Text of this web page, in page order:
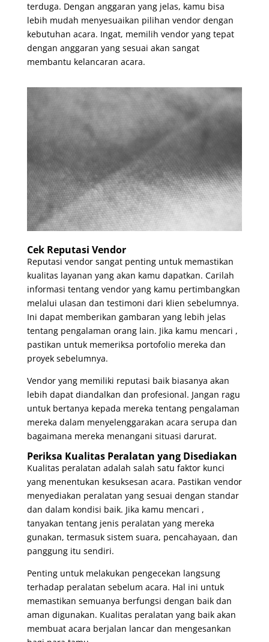
terduga. Dengan anggaran yang jelas, kamu bisa
lebih mudah menyesuaikan pilihan vendor dengan
kebutuhan acara. Ingat, memilih vendor yang tepat
dengan anggaran yang sesuai akan sangat
membantu kelancaran acara.
Cek Reputasi Vendor
Reputasi vendor sangat penting untuk memastikan
kualitas layanan yang akan kamu dapatkan. Carilah
informasi tentang vendor yang kamu pertimbangkan
melalui ulasan dan testimoni dari klien sebelumnya.
Ini dapat memberikan gambaran yang lebih jelas
tentang pengalaman orang lain. Jika kamu mencari ,
pastikan untuk memeriksa portofolio mereka dan
proyek sebelumnya.
Vendor yang memiliki reputasi baik biasanya akan
lebih dapat diandalkan dan profesional. Jangan ragu
untuk bertanya kepada mereka tentang pengalaman
mereka dalam menyelenggarakan acara serupa dan
bagaimana mereka menangani situasi darurat.
Periksa Kualitas Peralatan yang Disediakan
Kualitas peralatan adalah salah satu faktor kunci
yang menentukan kesuksesan acara. Pastikan vendor
menyediakan peralatan yang sesuai dengan standar
dan dalam kondisi baik. Jika kamu mencari ,
tanyakan tentang jenis peralatan yang mereka
gunakan, termasuk sistem suara, pencahayaan, dan
panggung itu sendiri.
Penting untuk melakukan pengecekan langsung
terhadap peralatan sebelum acara. Hal ini untuk
memastikan semuanya berfungsi dengan baik dan
aman digunakan. Kualitas peralatan yang baik akan
membuat acara berjalan lancar dan mengesankan